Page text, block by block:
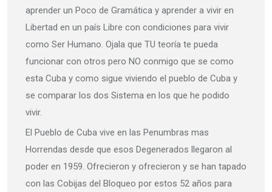
aprender un Poco de Gramática y aprender a vivir en
Libertad en un país Libre con condiciones para vivir
como Ser Humano. Ojala que TU teoría te pueda
funcionar con otros pero NO conmigo que se como
esta Cuba y como sigue viviendo el pueblo de Cuba y
se comparar los dos Sistema en los que he podido
vivir.
El Pueblo de Cuba vive en las Penumbras mas
Horrendas desde que esos Degenerados llegaron al
poder en 1959. Ofrecieron y ofrecieron y se han tapado
con las Cobijas del Bloqueo por estos 52 años para